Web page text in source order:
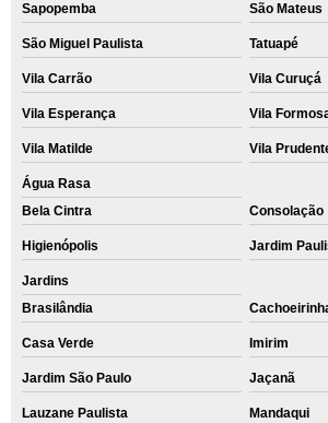
Sapopemba São Mateus
São Miguel Paulista Tatuapé
Vila Carrão Vila Curuçá
Vila Esperança Vila
Vila Matilde Vila
Água Rasa
Bela Cintra
Consolação
Higienópolis Jardim
Jardins
Brasilândia
Casa Verde Imirim
Jardim São Paulo Jaçanã
Lauzane Paulista Mandaqui